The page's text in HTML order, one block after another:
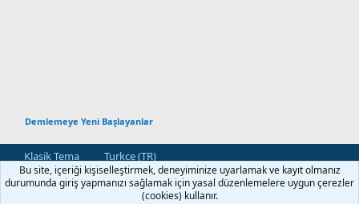
Demlemeye Yeni Başlayanlar
Klasik Tema
Turkce (TR)
Bize Ulaşın
Kullanım ve Şartlar Gizlilik Politikası
Yardım
R
Bu site, içeriği kişiselleştirmek, deneyiminize uyarlamak ve kayıt olmanız
durumunda giriş yapmanızı sağlamak için yasal düzenlemelere uygun çerezler
(cookies) kullanır.